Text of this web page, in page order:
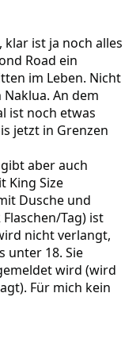
klar ist ja noch alles
Road ein
im Leben. Nicht
An dem
ist noch etwas
jetzt in Grenzen
aber auch
King Size
Dusche und
Tag) ist
nicht verlangt,
unter 18. Sie
wird (wird
Für mich kein